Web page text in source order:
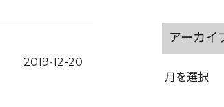
2019-12-20
アーカイ
ア